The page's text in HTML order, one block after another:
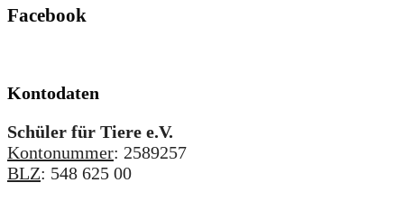
Facebook
Kontodaten
Schüler für Tiere e.V.
Kontonummer: 2589257
BLZ: 548 625 00